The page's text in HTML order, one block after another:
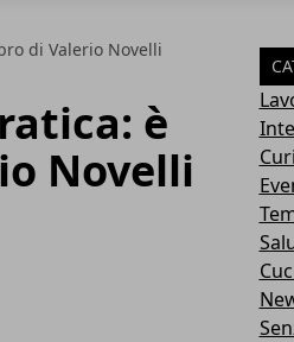
di Valerio Novelli
è
Novelli